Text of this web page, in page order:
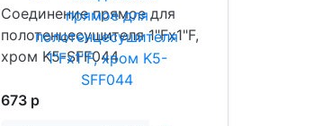
Соединение прямое для
полотенцесушителя 1"Fx1"F,
хром K5-SFF044
673 р